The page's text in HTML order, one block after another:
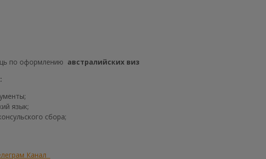
по оформлению австралийских виз
язык;
сбора;
Канал